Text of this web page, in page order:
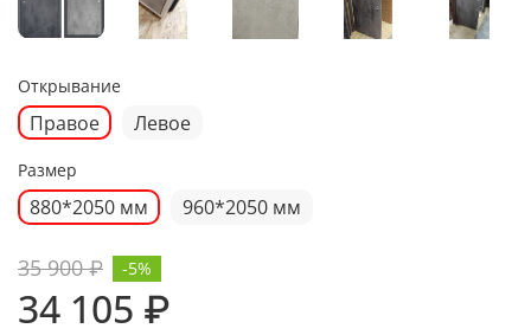
Открывание
Правое Левое
Размер
880*2050 мм 960*2050 мм
35 900 ₽
34 105 ₽
-5%